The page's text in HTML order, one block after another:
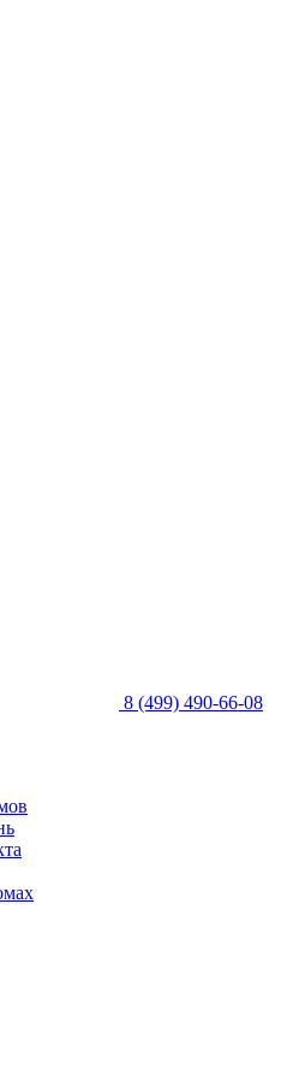
8 (499) 490-66-08